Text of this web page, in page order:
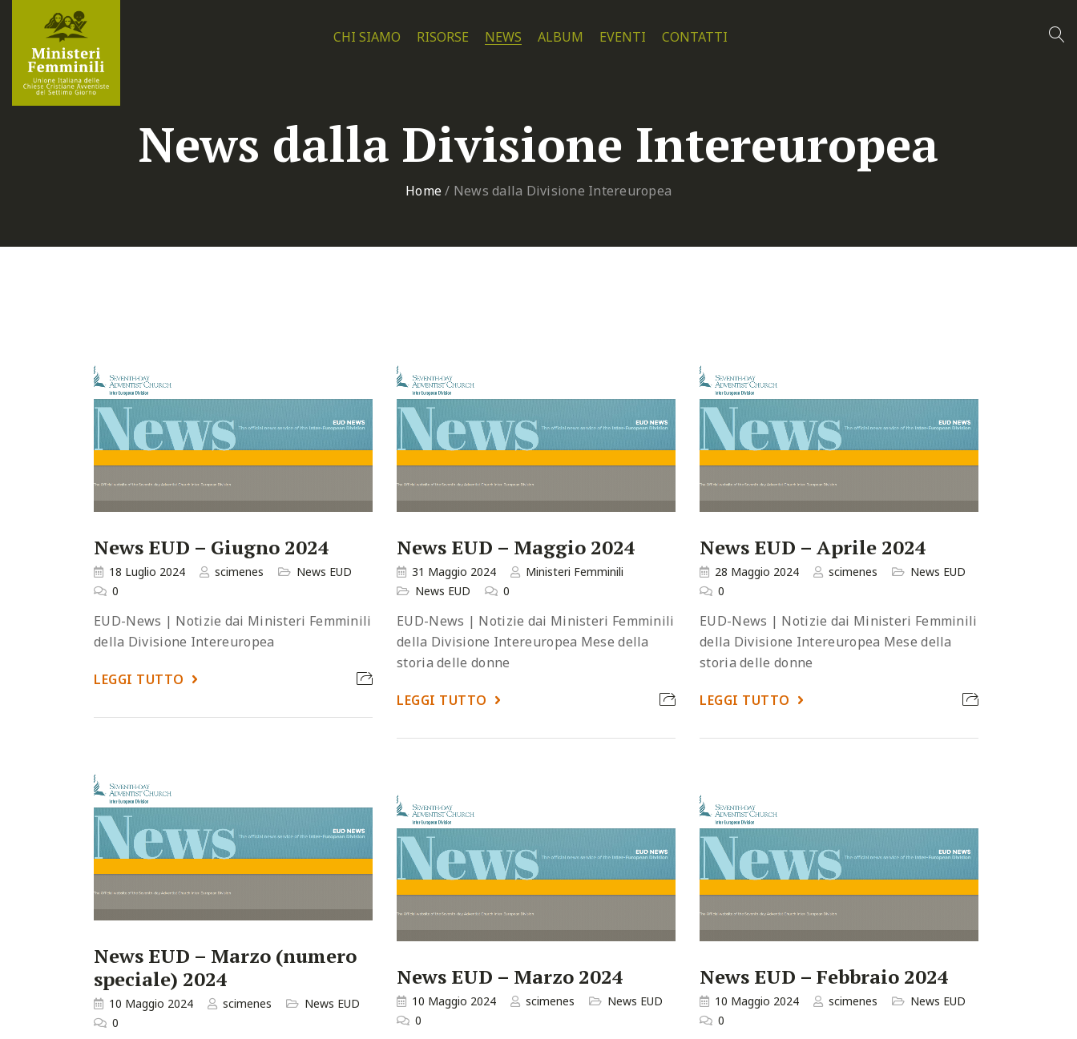
CHI SIAMO RISORSE NEWS ALBUM EVENTI CONTATTI
News dalla Divisione Intereuropea
Home/ News dalla Divisione Intereuropea
News EUD – Giugno 2024
18 Luglio 2024 scimenes
News EUD
0
EUD-News | Notizie dai Ministeri Femminili
della Divisione Intereuropea
LEGGI TUTTO
News EUD – Maggio 2024
31 Maggio 2024
Ministeri Femminili
News EUD
0
EUD-News | Notizie dai Ministeri Femminili
della Divisione Intereuropea Mese della
storia delle donne
LEGGI TUTTO
News EUD – Aprile 2024
28 Maggio 2024 scimenes
News EUD
0
EUD-News | Notizie dai Ministeri Femminili
della Divisione Intereuropea Mese della
storia delle donne
LEGGI TUTTO
News EUD – Marzo (numero
speciale) 2024
10 Maggio 2024 scimenes
News EUD
0
News EUD – Marzo 2024
10 Maggio 2024 scimenes
News EUD
0
News EUD – Febbraio 2024
10 Maggio 2024 scimenes
News EUD
0